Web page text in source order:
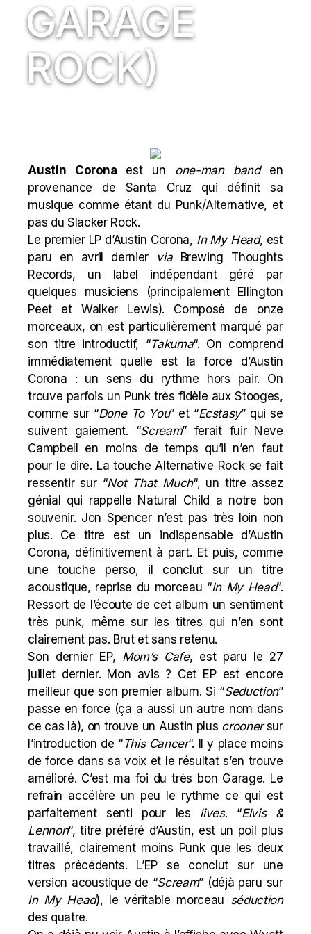
GARAGE
ROCK)
Austin Corona est un one-man banden
provenance de Santa Cruz qui définit sa
musique comme étant du Punk/Alternative, et
pas du SlackerRock.
Le premier LP d’Austin Corona, In My Head, est
paru en avril dernier via Brewing Thoughts
Records, un label indépendant géré par
quelques musiciens (principalement Ellington
Peet et Walker Lewis). Composé de onze
morceaux, on est particulièrement marqué par
son titre introductif, “Takuma“. On comprend
immédiatement quelle est la force d’Austin
Corona : un sens du rythme hors pair. On
trouve parfois un Punk très fidèle auxStooges,
comme sur “Done To You” et “Ecstasy” qui se
suivent gaiement. “Scream” ferait fuir Neve
Campbell en moins de temps qu’il n’en faut
pour le dire. La touche Alternative Rock se fait
ressentir sur “Not That Much“, un titre assez
génial qui rappelle Natural Child a notre bon
souvenir. Jon Spencer n’est pas très loin non
plus. Ce titre est un indispensable d’Austin
Corona, définitivement à part. Et puis, comme
une touche perso, il conclut sur un titre
acoustique, reprise du morceau “In My Head“.
Ressort de l’écoute de cet album un sentiment
très punk, même sur les titres qui n’en sont
clairement pas. Brut et sans retenu.
Son dernier EP, Mom’s Cafe, est paru le 27
juillet dernier. Mon avis ? Cet EP est encore
meilleur que son premier album. Si “Seduction”
passe en force (ça a aussi un autre nom dans
ce cas là), on trouve un Austin plus croonersur
l’introduction de “This Cancer“. Il y place moins
de force dans sa voix et le résultat s’en trouve
amélioré. C’est ma foi du très bon Garage. Le
refrain accélère un peu le rythme ce qui est
parfaitement senti pour les lives. “Elvis &
Lennon“, titre préféré d’Austin, est un poil plus
travaillé, clairement moins Punk que les deux
titres précédents. L’EP se conclut sur une
version acoustique de “Scream” (déjà paru sur
In My Head), le véritable morceau séduction
des quatre.